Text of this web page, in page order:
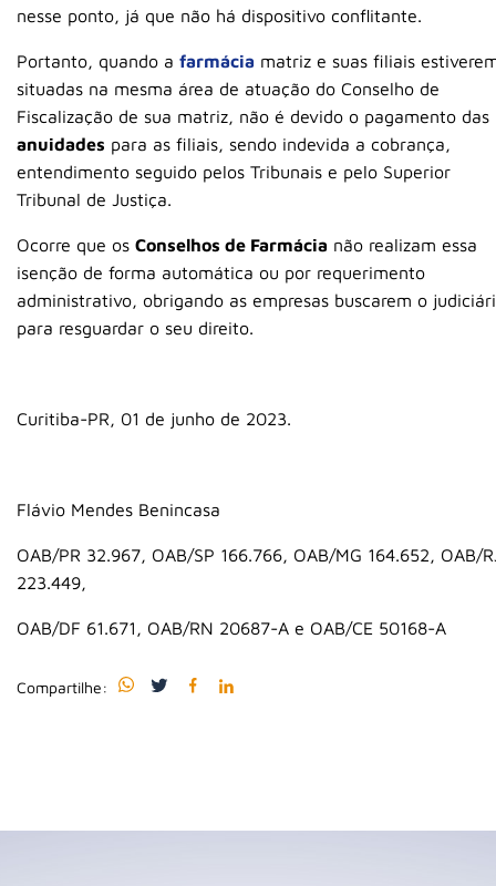
nesse ponto, já que não há dispositivo conflitante.
Portanto, quando a farmácia matriz e suas filiais
situadas na mesma área de atuação do Conselho de
Fiscalização de sua matriz, não é devido o pagamento das
anuidades para as filiais, sendo indevida a cobrança,
entendimento seguido pelos Tribunais e pelo Superior
Tribunal de Justiça.
Ocorre que os Conselhos de Farmácia não realizam essa
isenção de forma automática ou por requerimento
administrativo, obrigando as empresas buscarem o
para resguardar o seu direito.
Curitiba-PR, 01 de junho de 2023.
Flávio Mendes Benincasa
OAB/PR 32.967, OAB/SP 166.766, OAB/MG 164.652, OAB/
223.449,
OAB/DF 61.671, OAB/RN 20687-A e OAB/CE 50168-A
Compartilhe: